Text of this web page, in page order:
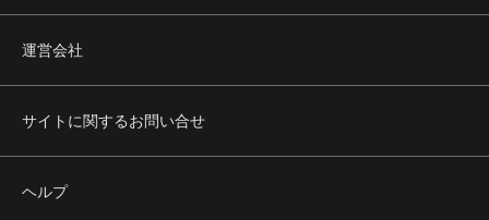
運営会社
サイトに関するお問い合せ
ヘルプ